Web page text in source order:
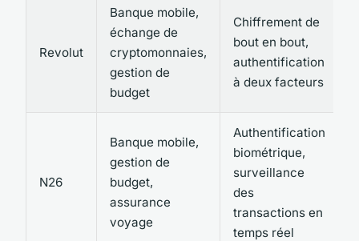
Revolut
Banque mobile,
échange de
cryptomonnaies,
gestion de
budget
Chiffrement de
bout en bout,
authentification
à deux facteurs
N26
Banque mobile,
gestion de
budget,
assurance
voyage
Authentification
biométrique,
surveillance
des
transactions en
temps réel